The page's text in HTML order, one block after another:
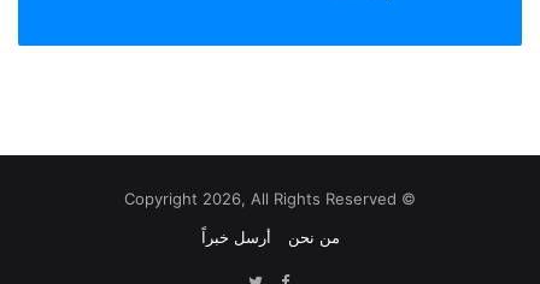
© Copyright 2026, All Rights Reserved
من نحن
أرسل خبراً